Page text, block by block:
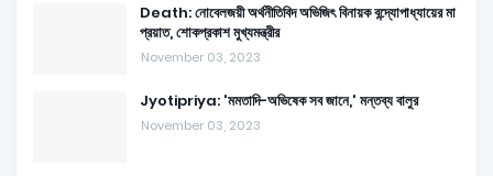
Death: নোবেলজয়ী অর্থনীতিবিদ অভিজিৎ বিনায়ক বন্দ্যোপাধ্যায়ের মা
প্রয়াত, শোকপ্রকাশ মুখ্যমন্ত্রীর
November 03, 2023
Jyotipriya: 'মমতাদি-অভিষেক সব জানে,' মন্তব্য বালুর
November 03, 2023